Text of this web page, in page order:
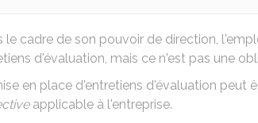
le cadre de son pouvoir de direction,
d'évaluation, mais ce n'est pas une
en place d'entretiens d'évaluation peut
applicable à l'entreprise.